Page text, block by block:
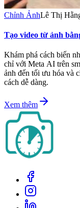
Chỉnh ẢnhLê Thị
Tạo video từ ảnh
Khám phá cách biến
chỉ với Meta AI trên
ảnh đến tối ưu hóa và
cách dễ dàng.
Xem thêm